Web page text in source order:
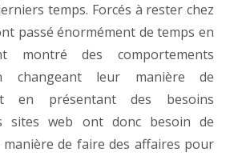
temps. Forcés à rester chez
passé énormément de temps en
montré des comportements
changeant leur manière de
en présentant des besoins
sites web ont donc besoin de
de faire des affaires pour